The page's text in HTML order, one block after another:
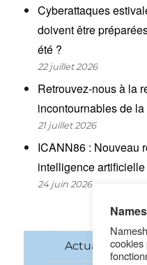
Cyberattaques
doivent être
été ?
22 juillet 2026
Retrouvez-nous à la
incontournables de
21 juillet 2026
ICANN86 : Nouveau
intelligence
24 juin 2026
Actualitéscookies